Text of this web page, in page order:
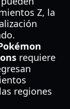
Z, la
requiere
regiones